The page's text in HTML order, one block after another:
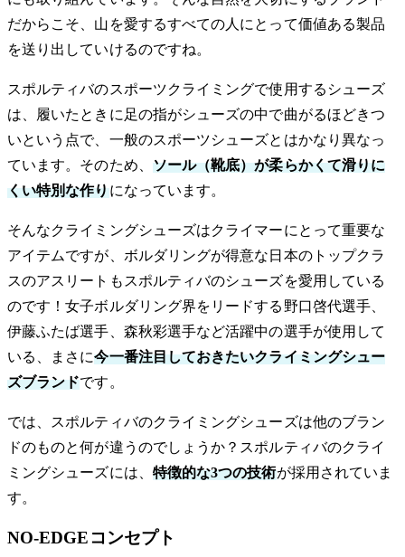
だからこそ、山を愛するすべての人にとって価値ある製品
を送り出していけるのですね。
スポルティバのスポーツクライミングで使用するシューズ
は、履いたときに足の指がシューズの中で曲がるほどきつ
いという点で、一般のスポーツシューズとはかなり異なっ
ています。そのため、 ソール（靴底）が柔らかくて滑りに
くい特別な作りになっています。
そんなクライミングシューズはクライマーにとって重要な
アイテムですが、ボルダリングが得意な日本のトップクラ
スのアスリートもスポルティバのシューズを愛用している
のです！女子ボルダリング界をリードする野口啓代選手、
伊藤ふたば選手、森秋彩選手など活躍中の選手が使用して
いる、まさに今一番注目しておきたいクライミングシュー
ズブランドです。
では、スポルティバのクライミングシューズは他のブラン
ドのものと何が違うのでしょうか？スポルティバのクライ
ミングシューズには、 特徴的な3つの技術が採用されていま
す。
NO-EDGEコンセプト